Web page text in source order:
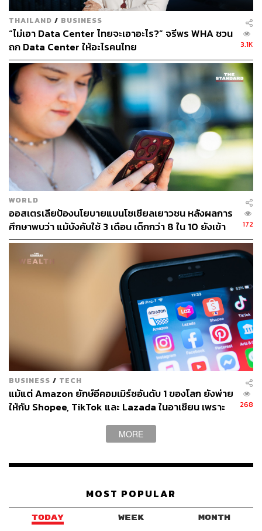
THAILAND / BUSINESS
“ไม่เอา Data Center ไทยจะเอาอะไร?” จรีพร WHA ชวน
ถก Data Center ให้อะไรคนไทย
3.1K
WORLD
ออสเตรเลียป้องนโยบายแบนโซเชียลเยาวชน หลังผลการ
ศึกษาพบว่า แม้บังคับใช้ 3 เดือน เด็กกว่า 8 ใน 10 ยังเข้า
ถึง
172
BUSINESS / TECH
แม้แต่ Amazon ยักษ์อีคอมเมิร์ซอันดับ 1 ของโลก ยังพ่าย
ให้กับ Shopee, TikTok และ Lazada ในอาเซียน เพราะ
268
MORE
MOST POPULAR
TODAY WEEK MONTH